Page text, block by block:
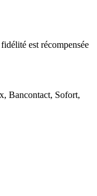
est récompensée
Bancontact, Sofort,